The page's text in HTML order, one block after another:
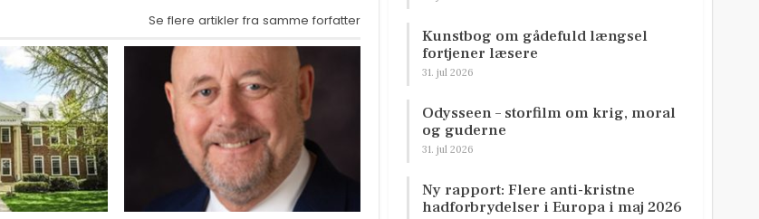
Se flere artikler fra samme forfatter
Kunstbog om gådefuld længsel
fortjener læsere
31. jul 2026
Odysseen – storfilm om krig, moral
og guderne
31. jul 2026
Ny rapport: Flere anti-kristne
hadforbrydelser i Europa i maj 2026